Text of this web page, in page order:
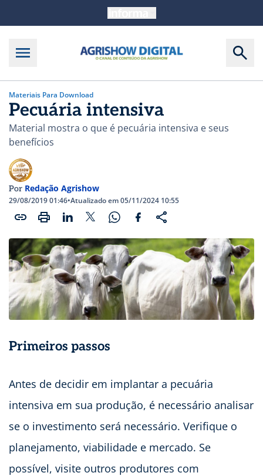
Materiais Para Download
Pecuária intensiva
Material mostra o que é pecuária intensiva e seus
benefícios
Por Redação Agrishow
29/08/2019 01:46•Atualizado em 05/11/2024 10:55
Primeiros passos
Antes de decidir em implantar a pecuária
intensiva em sua produção, é necessário analisar
se o investimento será necessário. Verifique o
planejamento, viabilidade e mercado. Se
possível, visite outros produtores com